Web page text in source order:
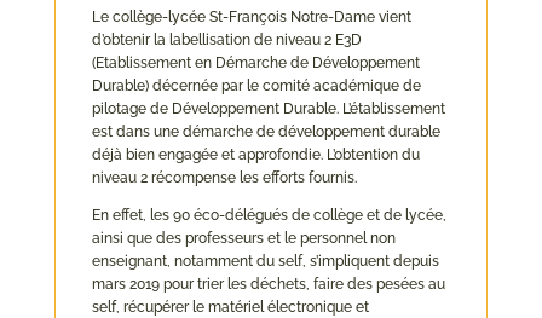
Le collège-lycée St-François Notre-Dame vient
d’obtenir la labellisation de niveau 2 E3D
(Etablissement en Démarche de Développement
Durable) décernée par le comité académique de
pilotage de Développement Durable. L’établissement
est dans une démarche de développement durable
déjà bien engagée et approfondie. L’obtention du
niveau 2 récompense les efforts fournis.
En effet, les 90 éco-délégués de collège et de lycée,
ainsi que des professeurs et le personnel non
enseignant, notamment du self, s’impliquent depuis
mars 2019 pour trier les déchets, faire des pesées au
self, récupérer le matériel électronique et